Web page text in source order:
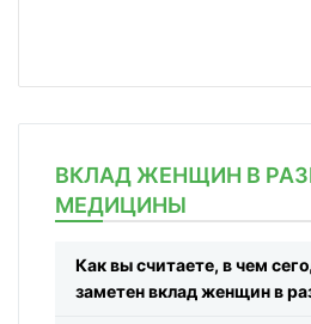
ВКЛАД ЖЕНЩИН В
МЕДИЦИНЫ
Как вы считаете, в чем
заметен вклад женщин в